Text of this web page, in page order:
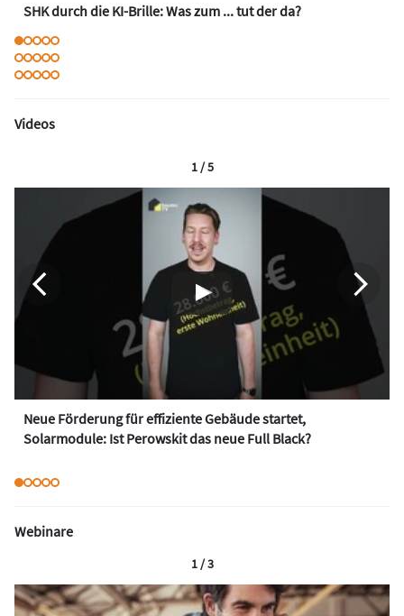
SHK durch die KI-Brille: Was zum ... tut der da?
Videos
Neue Förderung für effiziente Gebäude startet,
Solarmodule: Ist Perowskit das neue Full Black?
1 / 5
Webinare
1 / 3